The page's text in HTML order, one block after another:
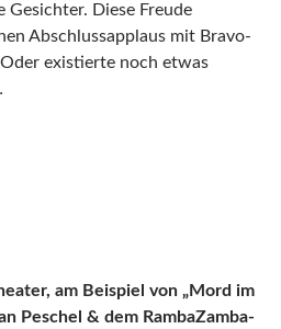
Gesichter. Diese Freude
Abschlussapplaus mit Bravo-
existierte noch etwas
am Beispiel von „Mord im
Peschel & dem RambaZamba-